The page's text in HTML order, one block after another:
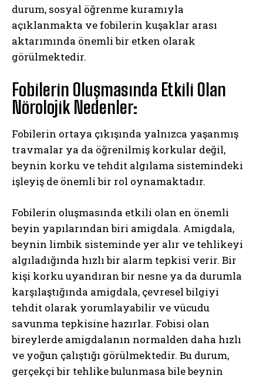
durum, sosyal öğrenme kuramıyla
açıklanmakta ve fobilerin kuşaklar arası
aktarımında önemli bir etken olarak
görülmektedir.
Fobilerin Oluşmasında Etkili Olan
Nörolojik Nedenler:
Fobilerin ortaya çıkışında yalnızca yaşanmış
travmalar ya da öğrenilmiş korkular değil,
beynin korku ve tehdit algılama sistemindeki
işleyiş de önemli bir rol oynamaktadır.
Fobilerin oluşmasında etkili olan en önemli
beyin yapılarından biri amigdala. Amigdala,
beynin limbik sisteminde yer alır ve tehlikeyi
algıladığında hızlı bir alarm tepkisi verir. Bir
kişi korku uyandıran bir nesne ya da durumla
karşılaştığında amigdala, çevresel bilgiyi
tehdit olarak yorumlayabilir ve vücudu
savunma tepkisine hazırlar. Fobisi olan
bireylerde amigdalanın normalden daha hızlı
ve yoğun çalıştığı görülmektedir. Bu durum,
gerçekçi bir tehlike bulunmasa bile beynin